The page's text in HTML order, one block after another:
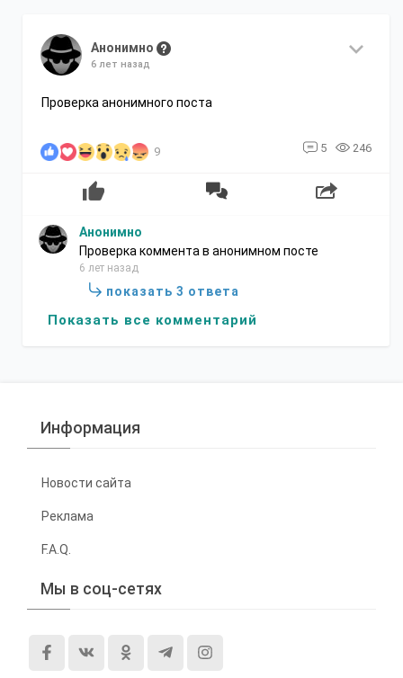
Анонимно
6 лет назад
Проверка анонимного поста
9 5 246
Анонимно
Проверка коммента в анонимном посте
6 лет назад
показать 3 ответа
Показать все комментарий
Информация
Новости сайта
Реклама
F.A.Q.
Мы в соц-сетях